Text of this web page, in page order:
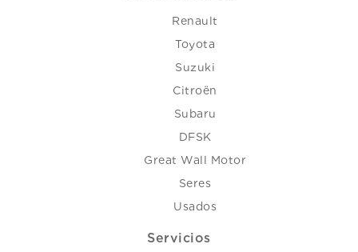
Renault
Toyota
Suzuki
Citroën
Subaru
DFSK
Great Wall Motor
Seres
Usados
Servicios